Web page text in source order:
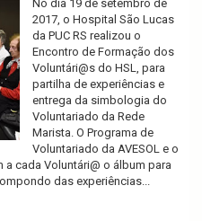
No dia 19 de setembro de
2017, o Hospital São Lucas
da PUC RS realizou o
Encontro de Formação dos
Voluntári@s do HSL, para
partilha de experiências e
entrega da simbologia do
Voluntariado da Rede
Marista. O Programa de
Voluntariado da AVESOL e o
a cada Voluntári@ o álbum para
das experiências...